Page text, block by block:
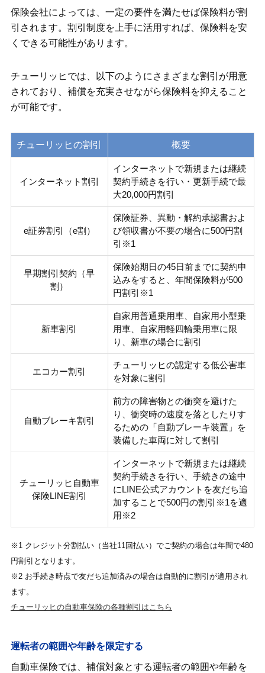
保険会社によっては、一定の要件を満たせば保険料が割
引されます。割引制度を上手に活用すれば、保険料を安
くできる可能性があります。
チューリッヒでは、以下のようにさまざまな割引が用意
されており、補償を充実させながら保険料を抑えること
が可能です。
チューリッヒの割引 概要
インターネット割引
インターネットで新規または継続
契約手続きを行い・更新手続で最
大20,000円割引
e証券割引（e割）
保険証券、異動・解約承認書およ
び領収書が不要の場合に500円割
引※1
早期割引契約（早
割）
保険始期日の45日前までに契約申
込みをすると、年間保険料が500
円割引※1
新車割引
自家用普通乗用車、自家用小型乗
用車、自家用軽四輪乗用車に限
り、新車の場合に割引
エコカー割引
チューリッヒの認定する低公害車
を対象に割引
自動ブレーキ割引
前方の障害物との衝突を避けた
り、衝突時の速度を落としたりす
るための「自動ブレーキ装置」を
装備した車両に対して割引
チューリッヒ自動車
保険LINE割引
インターネットで新規または継続
契約手続きを行い、手続きの途中
にLINE公式アカウントを友だち追
加することで500円の割引※1を適
用※2
※1 クレジット分割払い（当社11回払い）でご契約の場合は年間で480
円割引となります。
※2 お手続き時点で友だち追加済みの場合は自動的に割引が適用され
ます。
チューリッヒの自動車保険の各種割引はこちら
運転者の範囲や年齢を限定する
自動車保険では、補償対象とする運転者の範囲や年齢を